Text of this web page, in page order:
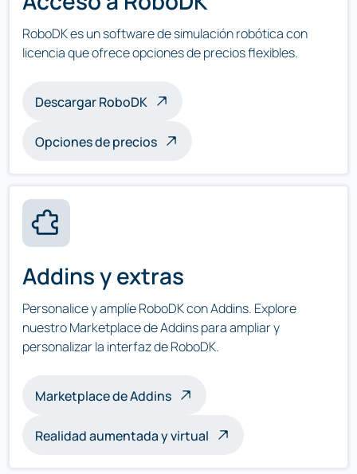
RoboDK es un software de simulación robótica con
licencia que ofrece opciones de precios flexibles.
Descargar RoboDK
Opciones de precios
Addins y extras
Personalice y amplíe RoboDK con Addins. Explore
nuestro Marketplace de Addins para ampliar y
personalizar la interfaz de RoboDK.
Marketplace de Addins
Realidad aumentada y virtual